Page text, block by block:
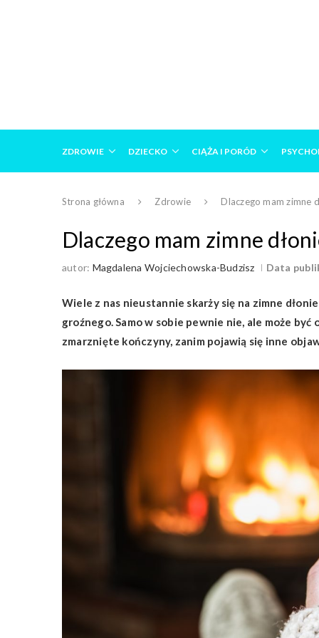
ZDROWIE DZIECKO CIĄŻA I PORÓD
Strona główna Zdrowie Dlaczego mam zimne
Dlaczego mam zimne
autor: Magdalena Wojciechowska-Budzisz Data
Wiele z nas nieustannie skarży się na zimne
groźnego. Samo w sobie pewnie nie, ale może
zmarznięte kończyny, zanim pojawią się inne